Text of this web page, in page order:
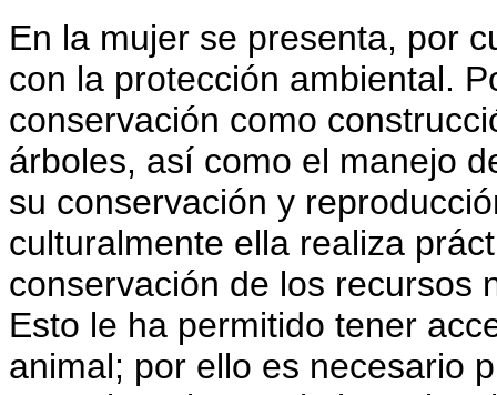
En la mujer se presenta, por
con la protección ambiental.
conservación como
árboles, así como el manejo
su conservación y
culturalmente ella realiza
conservación de los recursos
Esto le ha permitido tener
animal; por ello es necesario